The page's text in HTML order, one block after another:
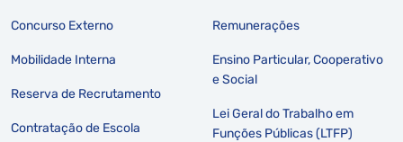
Concurso Externo
Mobilidade Interna
Reserva de Recrutamento
Contratação de Escola
Remunerações
Ensino Particular, Cooperativo
e Social
Lei Geral do Trabalho em
Funções Públicas (LTFP)